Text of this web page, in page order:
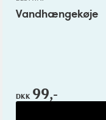
Vandhængekøje
DKK 99,-